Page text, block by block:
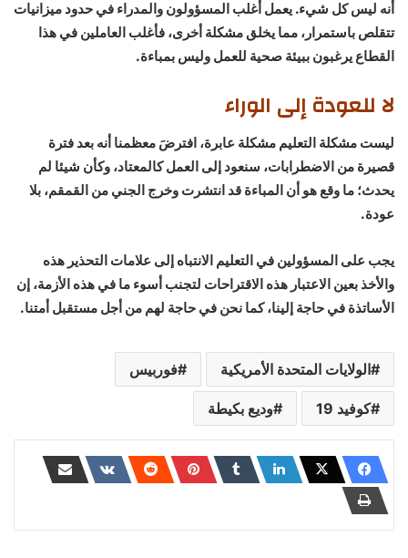
أنه ليس كل شيء. يعمل أغلب المسؤولون والمدراء في حدود ميزانيات
تتقلص باستمرار، مما يخلق مشكلة أخرى، فأغلب العاملين في هذا
القطاع يرغبون ببيئة صحية للعمل وليس بمباءة.
لا للعودة إلى الوراء
ليست مشكلة التعليم مشكلة عابرة، افترضَ معظمنا أنه بعد فترة
قصيرة من الاضطرابات، سنعود إلى العمل كالمعتاد، وكأن شيئا لم
يحدث؛ ما وقع هو أن المباءة قد انتشرت وخرج الجني من القمقم، بلا
عودة.
يجب على المسؤولين في التعليم الانتباه إلى علامات التحذير هذه
والأخذ بعين الاعتبار هذه الاقتراحات لتجنب أسوء ما في هذه الأزمة، إن
الأساتذة في حاجة إلينا، كما نحن في حاجة لهم من أجل مستقبل أمتنا.
الولايات المتحدة الأمريكية فوربيس
كوفيد 19 وديع بكيطة